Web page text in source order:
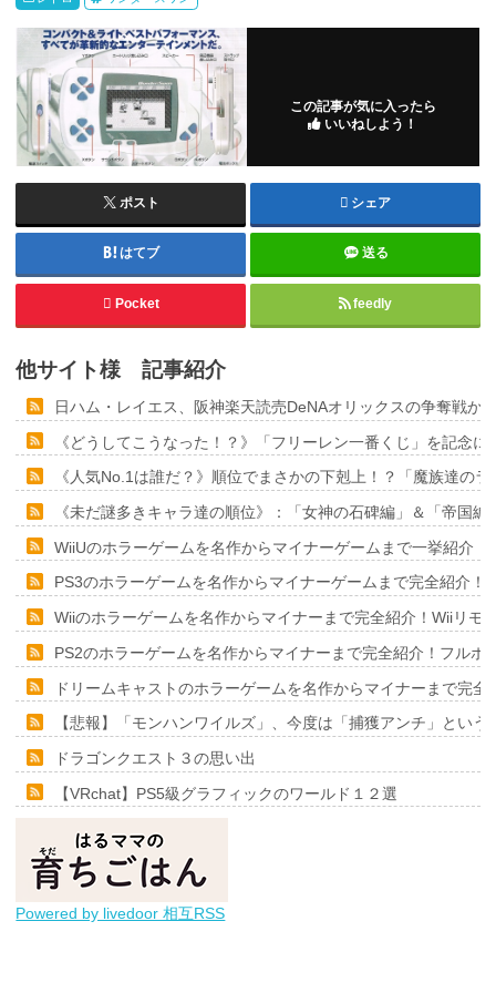
この記事が気に入ったら
いいねしよう！
ポスト シェア
はてブ 送る
Pocket feedly
他サイト様 記事紹介
日ハム・レイエス、阪神楽天読売DeNAオリックスの争奪戦か
《どうしてこうなった！？》「フリーレン一番くじ」を記念
《人気No.1は誰だ？》順位でまさかの下剋上！？「魔族達の
《未だ謎多きキャラ達の順位》：「女神の石碑編」＆「帝国
WiiUのホラーゲームを名作からマイナーゲームまで一挙紹介
PS3のホラーゲームを名作からマイナーゲームまで完全紹介
Wiiのホラーゲームを名作からマイナーまで完全紹介！Wiiリモ
PS2のホラーゲームを名作からマイナーまで完全紹介！フルポ
ドリームキャストのホラーゲームを名作からマイナーまで完
【悲報】「モンハンワイルズ」、今度は「捕獲アンチ」とい
ドラゴンクエスト３の思い出
【VRchat】PS5級グラフィックのワールド１２選
Powered by livedoor 相互RSS